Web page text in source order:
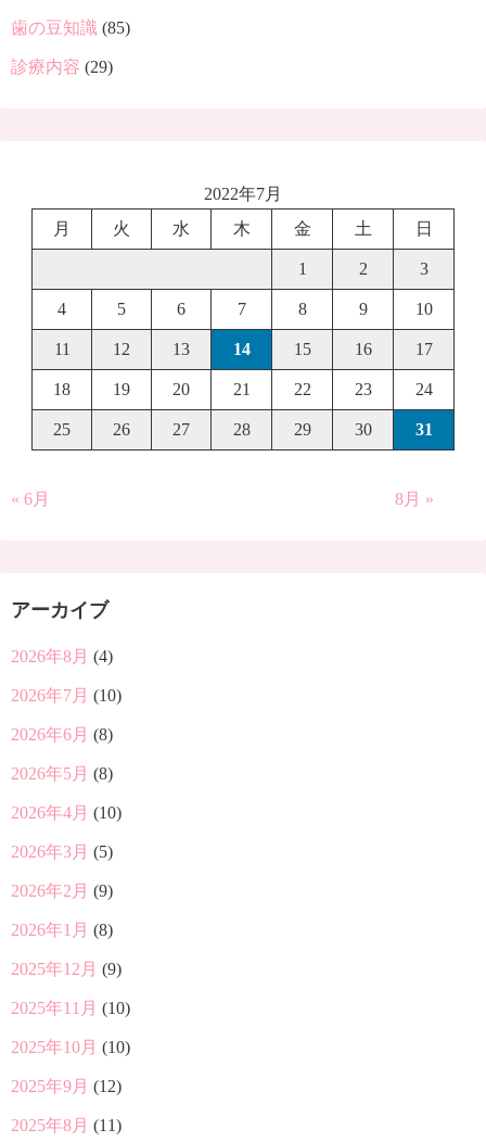
歯の豆知識 (85)
診療内容 (29)
2022年7月
月
火 水 木 金 土 日
1 2 3
4 5 6 7 8 9 10
11 12 13 14 15 16 17
18 19 20 21 22 23 24
25 26 27 28 29 30 31
« 6月 8月 »
アーカイブ
2026年8月 (4)
2026年7月 (10)
2026年6月 (8)
2026年5月 (8)
2026年4月 (10)
2026年3月 (5)
2026年2月 (9)
2026年1月 (8)
2025年12月 (9)
2025年11月 (10)
2025年10月 (10)
2025年9月 (12)
2025年8月 (11)